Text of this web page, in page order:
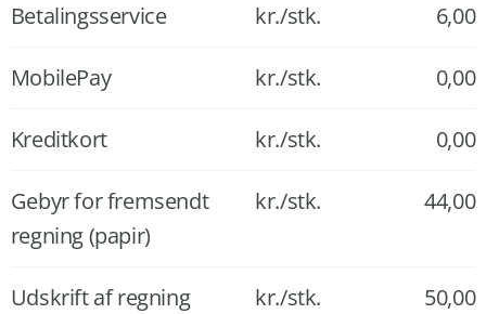
Betalingsservice kr./stk. 6,00
MobilePay kr./stk. 0,00
Kreditkort kr./stk. 0,00
Gebyr for fremsendt
regning (papir)
kr./stk. 44,00
Udskrift af regning kr./stk. 50,00